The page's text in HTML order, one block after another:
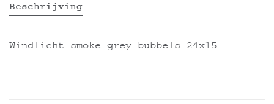
Beschrijving
Windlicht smoke grey bubbels 24x15